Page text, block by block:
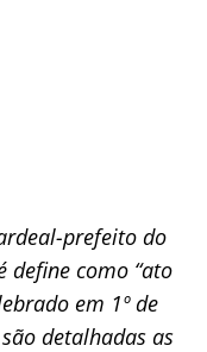
prefeito do
define como “ato
em 1º de
detalhadas as